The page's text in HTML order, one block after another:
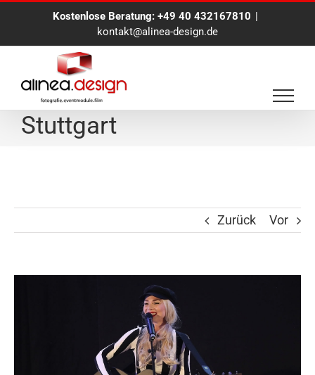
Kostenlose Beratung: +49 40 432167810 |
kontakt@alinea-design.de
Event-Fotoreportage
Stuttgart
Zurück Vor